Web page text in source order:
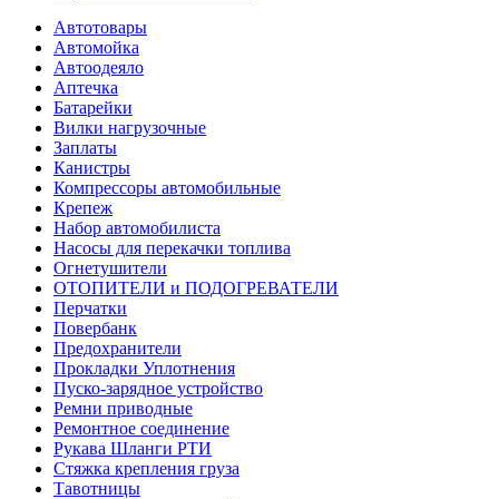
Автотовары
Автомойка
Автоодеяло
Аптечка
Батарейки
Вилки нагрузочные
Заплаты
Канистры
Компрессоры автомобильные
Крепеж
Набор автомобилиста
Насосы для перекачки топлива
Огнетушители
ОТОПИТЕЛИ и ПОДОГРЕВАТЕЛИ
Перчатки
Повербанк
Предохранители
Прокладки Уплотнения
Пуско-зарядное устройство
Ремни приводные
Ремонтное соединение
Рукава Шланги РТИ
Стяжка крепления груза
Тавотницы